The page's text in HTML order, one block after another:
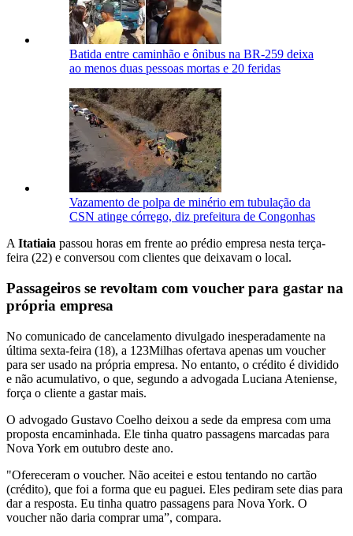
Batida entre caminhão e ônibus na BR-259 deixa
ao menos duas pessoas mortas e 20 feridas
Vazamento de polpa de minério em tubulação da
CSN atinge córrego, diz prefeitura de Congonhas
A Itatiaia passou horas em frente ao prédio empresa nesta terça-
feira (22) e conversou com clientes que deixavam o local.
Passageiros se revoltam com voucher para gastar na
própria empresa
No comunicado de cancelamento divulgado inesperadamente na
última sexta-feira (18), a 123Milhas ofertava apenas um voucher
para ser usado na própria empresa. No entanto, o crédito é dividido
e não acumulativo, o que, segundo a advogada Luciana Ateniense,
força o cliente a gastar mais.
O advogado Gustavo Coelho deixou a sede da empresa com uma
proposta encaminhada. Ele tinha quatro passagens marcadas para
Nova York em outubro deste ano.
"Ofereceram o voucher. Não aceitei e estou tentando no cartão
(crédito), que foi a forma que eu paguei. Eles pediram sete dias para
dar a resposta. Eu tinha quatro passagens para Nova York. O
voucher não daria comprar uma”, compara.